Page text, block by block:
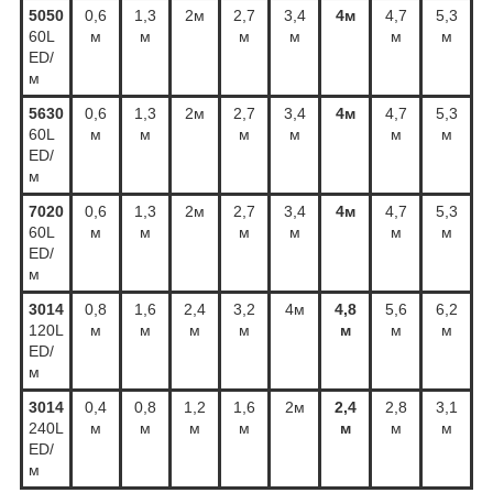
5050
60L
ED/
м
0,6
м
1,3
м
2м
2,7
м
3,4
м
4м
4,7
м
5,3
м
5630
60L
ED/
м
0,6
м
1,3
м
2м
2,7
м
3,4
м
4м
4,7
м
5,3
м
7020
60L
ED/
м
0,6
м
1,3
м
2м
2,7
м
3,4
м
4м
4,7
м
5,3
м
3014
120L
ED/
м
0,8
м
1,6
м
2,4
м
3,2
м
4м
4,8
м
5,6
м
6,2
м
3014
240L
ED/
м
0,4
м
0,8
м
1,2
м
1,6
м
2м
2,4
м
2,8
м
3,1
м